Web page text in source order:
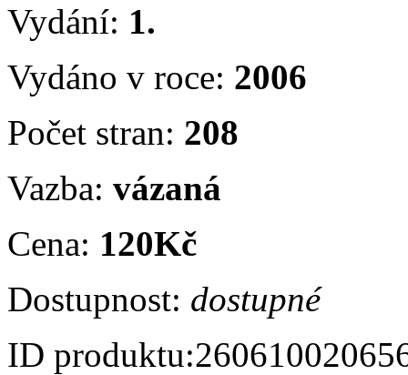
Vydání: 1.
Vydáno v roce: 2006
Počet stran: 208
Vazba: vázaná
Cena: 120Kč
Dostupnost: dostupné
ID produktu: